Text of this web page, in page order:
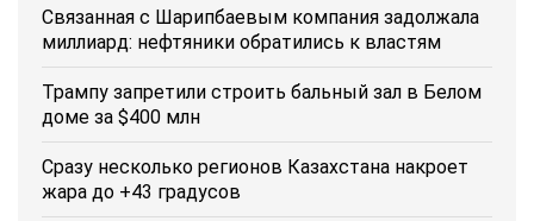
Связанная с Шарипбаевым компания задолжала
миллиард: нефтяники обратились к властям
Трампу запретили строить бальный зал в Белом
доме за $400 млн
Сразу несколько регионов Казахстана накроет
жара до +43 градусов